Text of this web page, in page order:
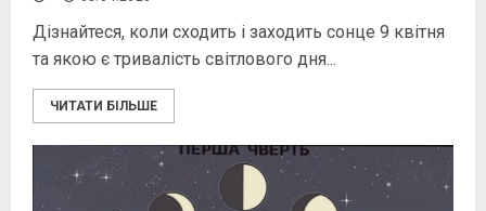
Дізнайтеся, коли сходить і заходить сонце 9 квітня
та якою є тривалість світлового дня...
ЧИТАТИ БІЛЬШЕ